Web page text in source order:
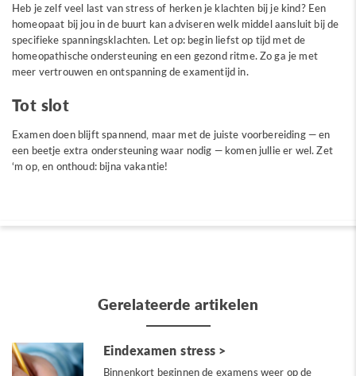
Heb je zelf veel last van stress of herken je klachten bij je kind? Een
homeopaat bij jou in de buurt kan adviseren welk middel aansluit bij de
specifieke spanningsklachten. Let op: begin liefst op tijd met de
homeopathische ondersteuning en een gezond ritme. Zo ga je met
meer vertrouwen en ontspanning de examentijd in.
Tot slot
Examen doen blijft spannend, maar met de juiste voorbereiding — en
een beetje extra ondersteuning waar nodig — komen jullie er wel. Zet
‘m op, en onthoud: bijna vakantie!
Gerelateerde artikelen
Eindexamen stress
Binnenkort beginnen de examens weer op de